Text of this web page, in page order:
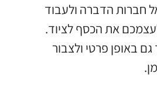
חברות הדברה ולעבוד
את הכסף לציוד.
באופן פרטי ולצבור